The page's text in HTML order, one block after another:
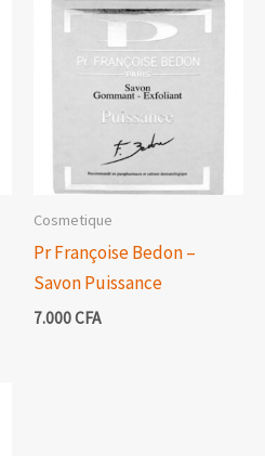
Cosmetique
Pr Françoise Bedon –
Savon Puissance
7.000CFA